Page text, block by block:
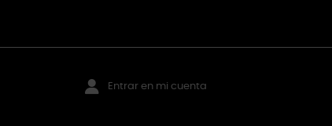
Entrar en mi cuenta